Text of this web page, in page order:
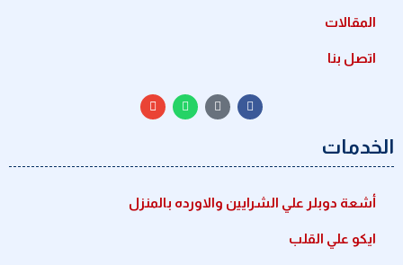
المقالات
اتصل بنا
الخدمات
أشعة دوبلر علي الشرايين والاورده بالمنزل
ايكو علي القلب